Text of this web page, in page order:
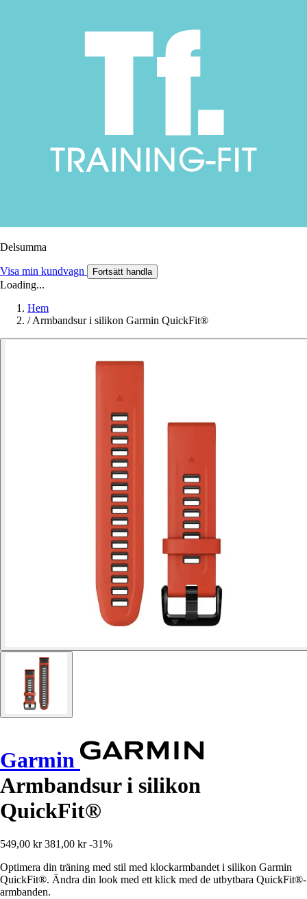
Delsumma
Visa min kundvagn Fortsätt handla
Loading...
Hem
/ Armbandsur i silikon Garmin QuickFit®
Garmin
Armbandsur i silikon
QuickFit®
549,00 kr 381,00 kr -31%
Optimera din träning med stil med klockarmbandet i silikon Garmin
QuickFit®. Ändra din look med ett klick med de utbytbara QuickFit®-
armbanden.